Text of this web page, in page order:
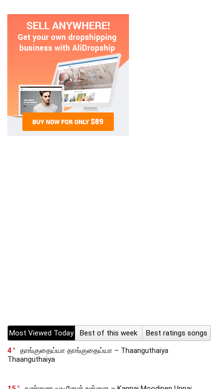
Most Viewed Today Best of this week
Best ratings songs
4
தாங்குதைய்யா தாங்குதைய்யா – Thaanguthaiya
Thaanguthaiya